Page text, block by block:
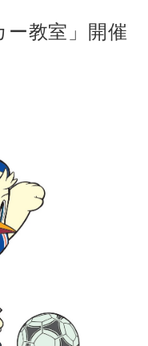
ー教室」開催